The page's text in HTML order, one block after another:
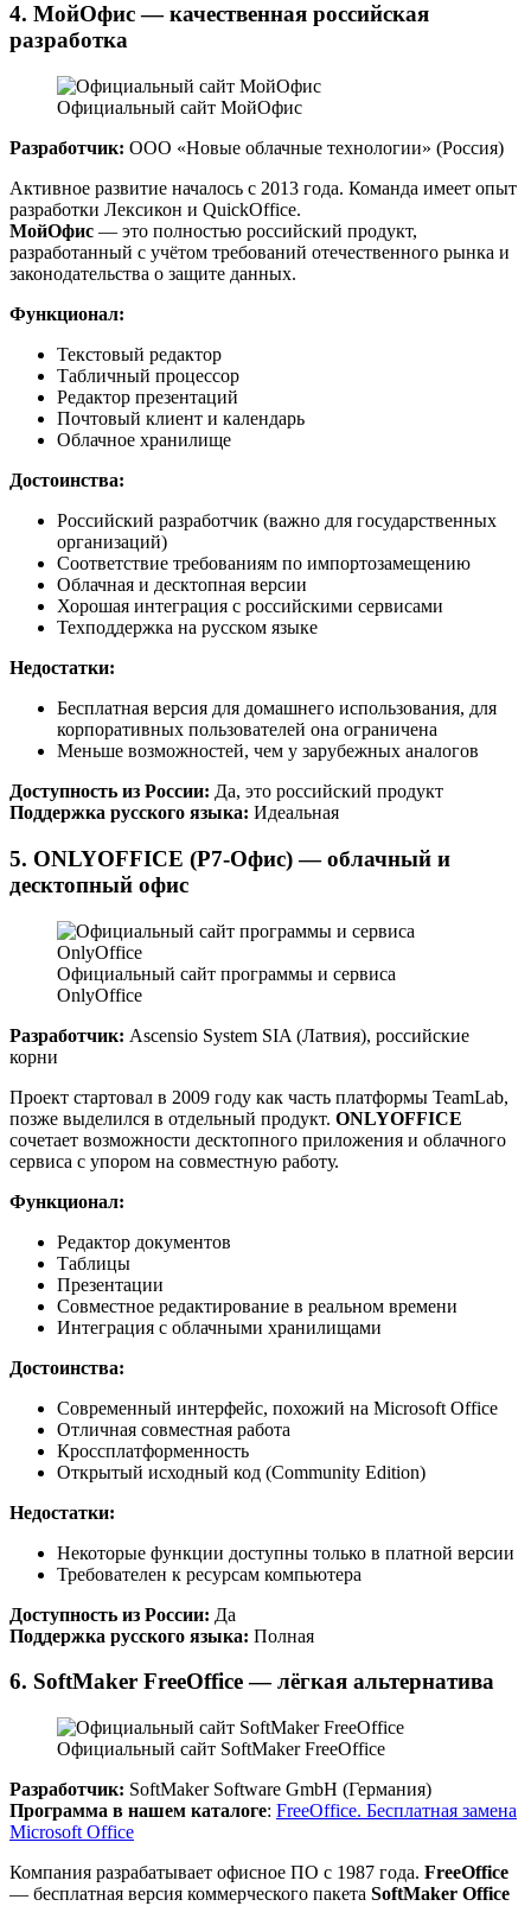
4. МойОфис — качественная российская
разработка
Официальный сайт МойОфис
Разработчик: ООО «Новые облачные технологии» (Россия)
Активное развитие началось с 2013 года. Команда имеет опыт
разработки Лексикон и QuickOffice.
МойОфис — это полностью российский продукт,
разработанный с учётом требований отечественного рынка и
законодательства о защите данных.
Функционал:
Текстовый редактор
Табличный процессор
Редактор презентаций
Почтовый клиент и календарь
Облачное хранилище
Достоинства:
Российский разработчик (важно для государственных
организаций)
Соответствие требованиям по импортозамещению
Облачная и десктопная версии
Хорошая интеграция с российскими сервисами
Техподдержка на русском языке
Недостатки:
Бесплатная версия для домашнего использования, для
корпоративных пользователей она ограничена
Меньше возможностей, чем у зарубежных аналогов
Доступность из России: Да, это российский продукт
Поддержка русского языка: Идеальная
5. ONLYOFFICE (Р7-Офис) — облачный и
десктопный офис
Официальный сайт программы и сервиса
OnlyOffice
Разработчик: Ascensio System SIA (Латвия), российские
корни
Проект стартовал в 2009 году как часть платформы TeamLab,
позже выделился в отдельный продукт. ONLYOFFICE
сочетает возможности десктопного приложения и облачного
сервиса с упором на совместную работу.
Функционал:
Редактор документов
Таблицы
Презентации
Совместное редактирование в реальном времени
Интеграция с облачными хранилищами
Достоинства:
Современный интерфейс, похожий на Microsoft Office
Отличная совместная работа
Кроссплатформенность
Открытый исходный код (Community Edition)
Недостатки:
Некоторые функции доступны только в платной версии
Требователен к ресурсам компьютера
Доступность из России: Да
Поддержка русского языка: Полная
6. SoftMaker FreeOffice — лёгкая альтернатива
Официальный сайт SoftMaker FreeOffice
Разработчик: SoftMaker Software GmbH (Германия)
Программа в нашем каталоге: FreeOffice. Бесплатная замена
Microsoft Office
Компания разрабатывает офисное ПО с 1987 года. FreeOffice
— бесплатная версия коммерческого пакета SoftMaker Office